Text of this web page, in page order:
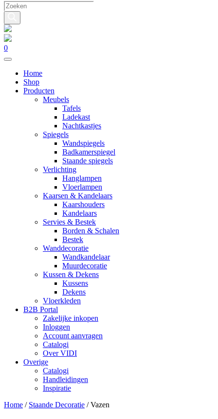
Producten
zoeken
0
Home
Shop
Producten
Meubels
Tafels
Ladekast
Nachtkastjes
Spiegels
Wandspiegels
Badkamerspiegel
Staande spiegels
Verlichting
Hanglampen
Vloerlampen
Kaarsen & Kandelaars
Kaarshouders
Kandelaars
Servies & Bestek
Borden & Schalen
Bestek
Wanddecoratie
Wandkandelaar
Muurdecoratie
Kussen & Dekens
Kussens
Dekens
Vloerkleden
B2B Portal
Zakelijke inkopen
Inloggen
Account aanvragen
Catalogi
Over VIDI
Overige
Catalogi
Handleidingen
Inspiratie
Home / Staande Decoratie /Vazen